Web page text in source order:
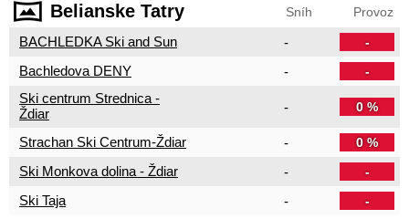
Belianske Tatry Sníh Provoz
BACHLEDKA Ski and Sun - -
Bachledova DENY - -
Ski centrum Strednica -
Ždiar
- 0 %
Strachan Ski Centrum-Ždiar - 0 %
Ski Monkova dolina - Ždiar - -
Ski Taja - -